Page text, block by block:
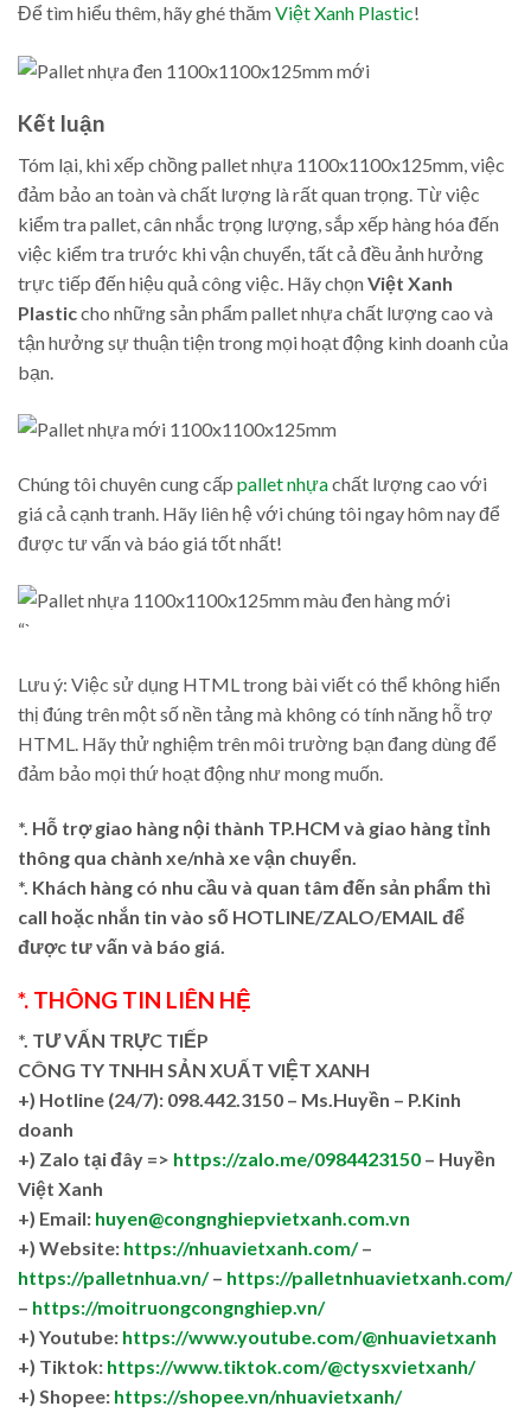
Để tìm hiểu thêm, hãy ghé thămViệt Xanh Plastic!
Kết luận
Tóm lại, khi xếp chồng pallet nhựa 1100x1100x125mm, việc
đảm bảo an toàn và chất lượng là rất quan trọng. Từ việc
kiểm tra pallet, cân nhắc trọng lượng, sắp xếp hàng hóa đến
việc kiểm tra trước khi vận chuyển, tất cả đều ảnh hưởng
trực tiếp đến hiệu quả công việc. Hãy chọnViệt Xanh
Plasticcho những sản phẩm pallet nhựa chất lượng cao và
tận hưởng sự thuận tiện trong mọi hoạt động kinh doanh của
bạn.
Chúng tôi chuyên cung cấp pallet nhựachất lượng cao với
giá cả cạnh tranh. Hãy liên hệ với chúng tôi ngay hôm nay để
được tư vấn và báo giá tốt nhất!
“`
Lưu ý: Việc sử dụng HTML trong bài viết có thể không hiển
thị đúng trên một số nền tảng mà không có tính năng hỗ trợ
HTML. Hãy thử nghiệm trên môi trường bạn đang dùng để
đảm bảo mọi thứ hoạt động như mong muốn.
*. Hỗ trợ giao hàng nội thành TP.HCM và giao hàng tỉnh
thông qua chành xe/nhà xe vận chuyển.
*. Khách hàng có nhu cầu và quan tâm đến sản phẩm thì
call hoặc nhắn tin vào số HOTLINE/ZALO/EMAIL để
được tư vấn và báo giá.
*. THÔNG TIN LIÊN HỆ
*. TƯ VẤN TRỰC TIẾP
CÔNG TY TNHH SẢN XUẤT VIỆT XANH
+) Hotline (24/7): 098.442.3150 – Ms.Huyền – P.Kinh
doanh
+) Zalo tại đây => https://zalo.me/0984423150 – Huyền
Việt Xanh
+) Email: huyen@congnghiepvietxanh.com.vn
+) Website: https://nhuavietxanh.com/–
https://palletnhua.vn/– https://palletnhuavietxanh.com/
– https://moitruongcongnghiep.vn/
+) Youtube: https://www.youtube.com/@nhuavietxanh
+) Tiktok: https://www.tiktok.com/@ctysxvietxanh/
+) Shopee: https://shopee.vn/nhuavietxanh/